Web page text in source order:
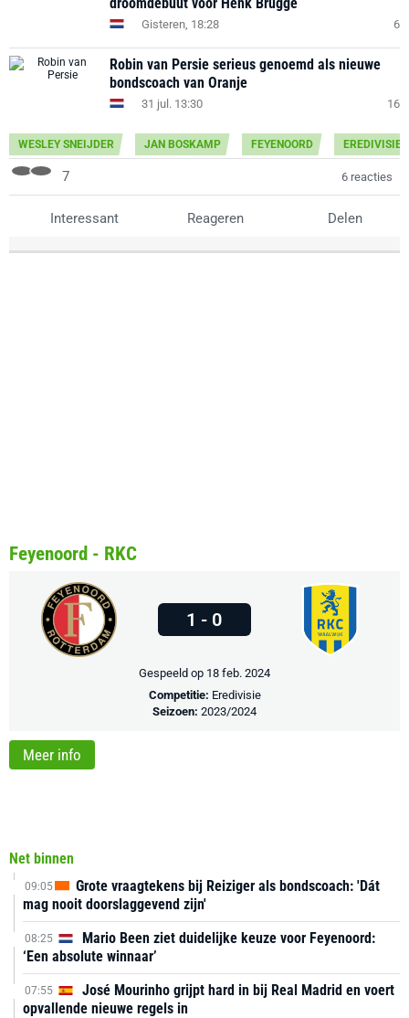
Gisteren, 18:28 6
Robin van Persie serieus genoemd als nieuwe
bondscoach van Oranje
31 jul. 13:30 16
WESLEY SNEIJDER JAN BOSKAMP FEYENOORD EREDIVISIE
7 6 reacties
Interessant Reageren Delen
Net binnen
09:05
Grote vraagtekens bij Reiziger als bondscoach: 'Dát
mag nooit doorslaggevend zijn'
08:25
Mario Been ziet duidelijke keuze voor Feyenoord:
‘Een absolute winnaar’
07:55
José Mourinho grijpt hard in bij Real Madrid en voert
opvallende nieuwe regels in
Feyenoord - RKC
1 - 0
Gespeeld op 18 feb. 2024
Competitie: Eredivisie
Seizoen: 2023/2024
Meer info